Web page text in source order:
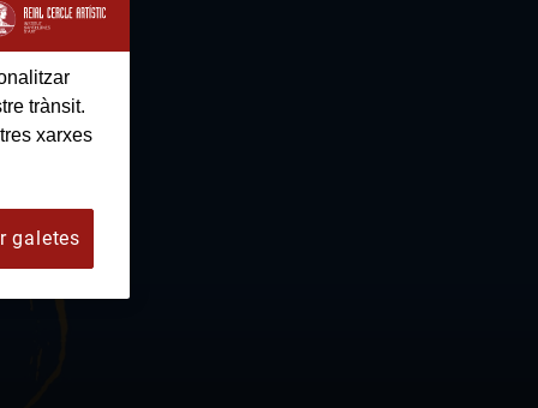
trànsit.
xarxes
galetes